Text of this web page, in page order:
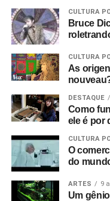
CULTURA
Bruce
CULTURA
As
DESTAQUE
Como
ele é por
CULTURA
O
do
ARTES 9
Um